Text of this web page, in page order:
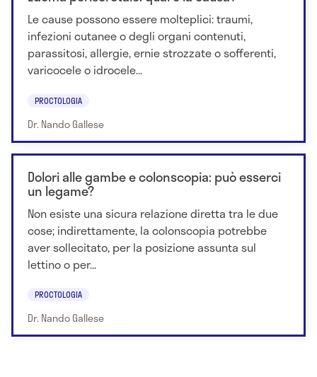
Le cause possono essere molteplici: traumi,
infezioni cutanee o degli organi contenuti,
parassitosi, allergie, ernie strozzate o sofferenti,
varicocele o idrocele...
PROCTOLOGIA
Dr. Nando Gallese
Dolori alle gambe e colonscopia: può esserci
un legame?
Non esiste una sicura relazione diretta tra le due
cose; indirettamente, la colonscopia potrebbe
aver sollecitato, per la posizione assunta sul
lettino o per...
PROCTOLOGIA
Dr. Nando Gallese